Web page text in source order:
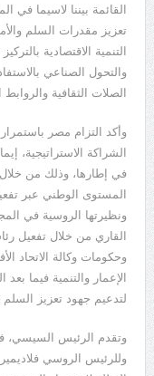
القائمة بيننا لاسيما في
تعزيز مقدرات السلم
التنمية الاقتصادية
والتحول الصناعي
الصلات الثقافية والروابط
وأكد التزام مصر
الشراكة الاستراتيجية،
في إطارها، وذلك من
المستوى الوطني عبر
ونظيرتها الروسية في
القاري من خلال تفعيل
وحكومات وكالة الاتحاد
الإعمار والتنمية فيما
لتدعيم جهود تعزيز السلم
وتقدم الرئيس السيسي،
وللرئيس الروسي